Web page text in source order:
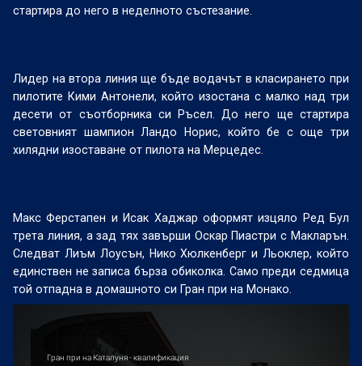
стартира до него в неделното състезание.
Лидер на втора линия ще бъде водачът в класирането при
пилотите Кими Антонели, който изостана с малко над три
десети от съотборника си Ръсел. До него ще стартира
световният шампион Ландо Норис, който бе с още три
хилядни изоставане от пилота на Мерцедес.
Макс Ферстапен и Исак Хаджар оформят изцяло Ред Бул
трета линия, а зад тях завърши Оскар Пиастри с Макларън.
Следват Лиъм Лоусън, Нико Хюлкенберг и Льоклер, който
единствен не записа бърза обиколка. Само преди седмица
той отпадна в домашното си Гран при на Монако.